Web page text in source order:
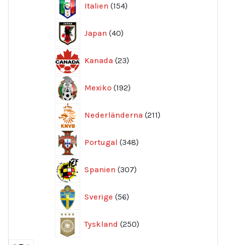
Italien 154
produkter
Japan 40
produkter
Kanada 23
produkter
Mexiko 192
produkter
Nederländerna 211
produkter
Portugal 348
produkter
Spanien 307
produkter
Sverige 56
produkter
Tyskland 250
produkter